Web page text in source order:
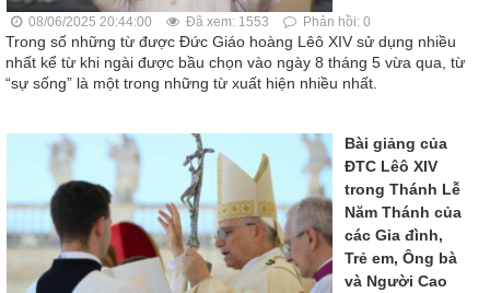
08/06/2025 20:44:00 Đã xem: 1553 Phản hồi: 0
Trong số những từ được Đức Giáo hoàng Lêô XIV sử dụng nhiều
nhất kể từ khi ngài được bầu chọn vào ngày 8 tháng 5 vừa qua, từ
“sự sống” là một trong những từ xuất hiện nhiều nhất.
Bài giảng của
ĐTC Lêô XIV
trong Thánh Lễ
Năm Thánh của
các Gia đình,
Trẻ em, Ông bà
và Người Cao